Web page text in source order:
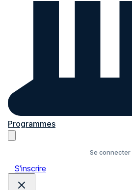
Programmes
Se connecter
S'inscrire